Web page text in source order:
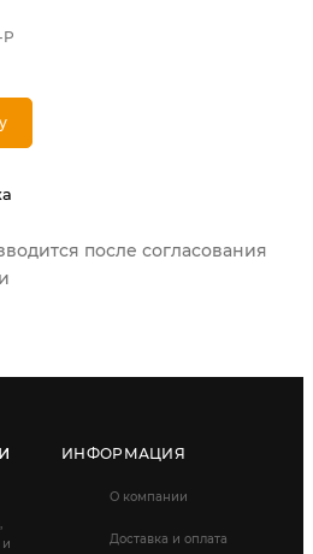
P
после согласования
ИНФОРМАЦИЯ
О компании
Доставка и оплата